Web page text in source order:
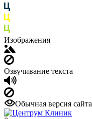
Изображения
Озвучивание текста
Обычная версия сайта